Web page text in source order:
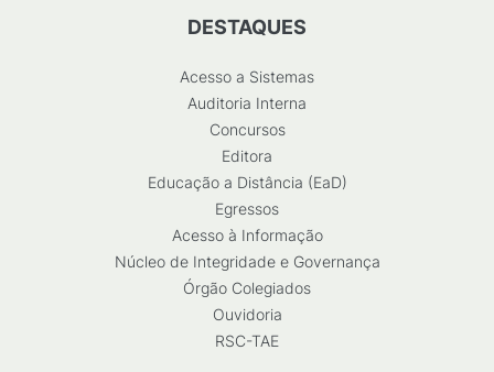
DESTAQUES
Acesso a Sistemas
Auditoria Interna
Concursos
Editora
Educação a Distância (EaD)
Egressos
Acesso à Informação
Núcleo de Integridade e Governança
Órgão Colegiados
Ouvidoria
RSC-TAE